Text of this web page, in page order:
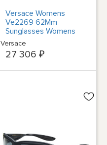
Versace Womens
Ve2269 62Mm
Sunglasses Womens
Versace
27 306 ₽